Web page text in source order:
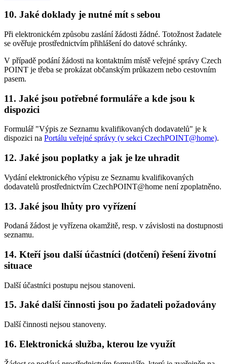
10. Jaké doklady je nutné mít s sebou
Při elektronickém způsobu zaslání žádosti žádné. Totožnost žadatele
se ověřuje prostřednictvím přihlášení do datové schránky.
V případě podání žádosti na kontaktním místě veřejné správy Czech
POINT je třeba se prokázat občanským průkazem nebo cestovním
pasem.
11. Jaké jsou potřebné formuláře a kde jsou k
dispozici
Formulář "Výpis ze Seznamu kvalifikovaných dodavatelů" je k
dispozici na Portálu veřejné správy (v sekci CzechPOINT@home).
12. Jaké jsou poplatky a jak je lze uhradit
Vydání elektronického výpisu ze Seznamu kvalifikovaných
dodavatelů prostřednictvím CzechPOINT@home není zpoplatněno.
13. Jaké jsou lhůty pro vyřízení
Podaná žádost je vyřízena okamžitě, resp. v závislosti na dostupnosti
seznamu.
14. Kteří jsou další účastníci (dotčení) řešení životní
situace
Další účastníci postupu nejsou stanoveni.
15. Jaké další činnosti jsou po žadateli požadovány
Další činnosti nejsou stanoveny.
16. Elektronická služba, kterou lze využít